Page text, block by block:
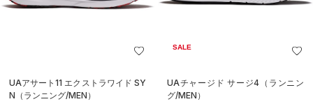
UAアサート11 エクストラワイド SY
N（ランニング/MEN）
SALE
UAチャージド サージ4（ランニン
グ/MEN）